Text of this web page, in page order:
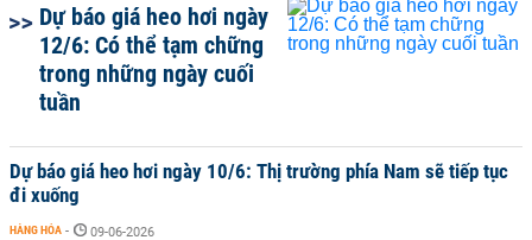
Dự báo giá heo hơi ngày
12/6: Có thể tạm chững
trong những ngày cuối
tuần
Dự báo giá heo hơi ngày 10/6: Thị trường phía Nam sẽ tiếp tục
đi xuống
HÀNG HÓA - 09-06-2026